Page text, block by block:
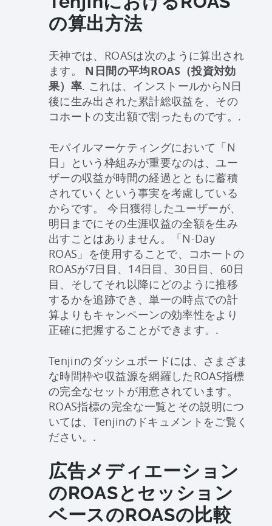
の算出方法
天神では、ROASは次のように算出され
ます。 N日間の平均ROAS（投資対効
果）率. これは、インストールからN日
後に生み出された累計総収益を、その
コホートの支出額で割ったものです。.
モバイルマーケティングにおいて「N
日」という枠組みが重要なのは、ユー
ザーの収益が時間の経過とともに蓄積
されていくという事実を考慮している
からです。 今日獲得したユーザーが、
明日までにその生涯収益の全額を生み
出すことはありません。「N-Day
ROAS」を使用することで、コホートの
ROASが7日目、14日目、30日目、60日
目、そしてそれ以降にどのように推移
するかを追跡でき、単一の時点での計
算よりもキャンペーンの効率性をより
正確に把握することができます。.
Tenjinのダッシュボードには、さまざま
な時間枠や収益源を網羅したROAS指標
の完全なセットが用意されています。
ROAS指標の完全な一覧とその説明につ
いては、Tenjinのドキュメントをご覧く
ださい。.
広告メディエーション
のROASとセッション
ベースのROASの比較